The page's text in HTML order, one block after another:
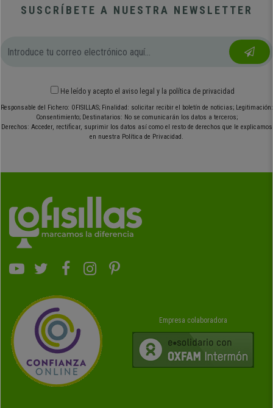
SUSCRÍBETE A NUESTRA NEWSLETTER
He leído y acepto el aviso legal y la política de privacidad
Responsable del Fichero: OFISILLAS; Finalidad: solicitar recibir el boletín de noticias; Legitimación:
Consentimiento; Destinatarios: No se comunicarán los datos a terceros;
Derechos: Acceder, rectificar, suprimir los datos así como el resto de derechos que le explicamos
en nuestra Política de Privacidad.
Empresa colaboradora